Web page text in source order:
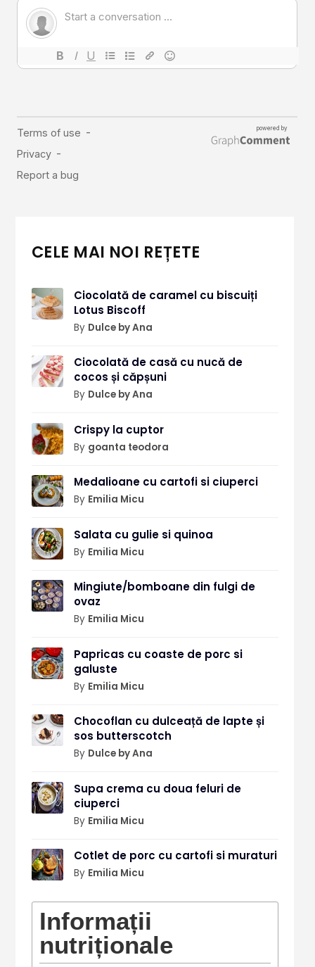
CELE MAI NOI REȚETE
Ciocolată de caramel cu biscuiți
Lotus Biscoff
By Dulce by Ana
Ciocolată de casă cu nucă de
cocos și căpșuni
By Dulce by Ana
Crispy la cuptor
By goanta teodora
Medalioane cu cartofi si ciuperci
By Emilia Micu
Salata cu gulie si quinoa
By Emilia Micu
Mingiute/bomboane din fulgi de
ovaz
By Emilia Micu
Papricas cu coaste de porc si
galuste
By Emilia Micu
Chocoflan cu dulceață de lapte și
sos butterscotch
By Dulce by Ana
Supa crema cu doua feluri de
ciuperci
By Emilia Micu
Cotlet de porc cu cartofi si muraturi
By Emilia Micu
Informații
nutriționale